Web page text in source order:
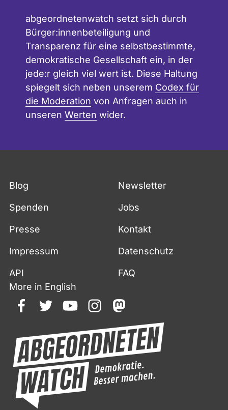
abgeordnetenwatch setzt sich durch
Bürger:innenbeteiligung und
Transparenz für eine selbstbestimmte,
demokratische Gesellschaft ein, in der
jede:r gleich viel wert ist. Diese Haltung
spiegelt sich neben unserem Codex für
die Moderation von Anfragen auch in
unseren Werten wider.
Blog Newsletter
Spenden Jobs
Presse Kontakt
Impressum Datenschutz
API
FAQ
More in English
facebooktwitteryoutubeinstagrammastodon